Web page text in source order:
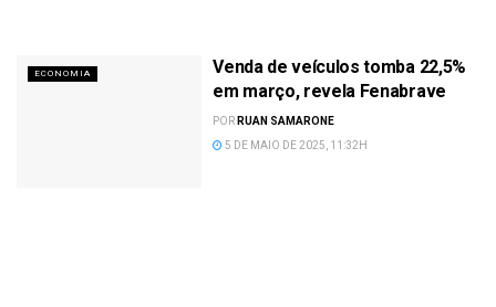
ECONOMIA
Venda de veículos tomba 22,5%
em março, revela Fenabrave
POR RUAN SAMARONE
5 DE MAIO DE 2025, 11:32H